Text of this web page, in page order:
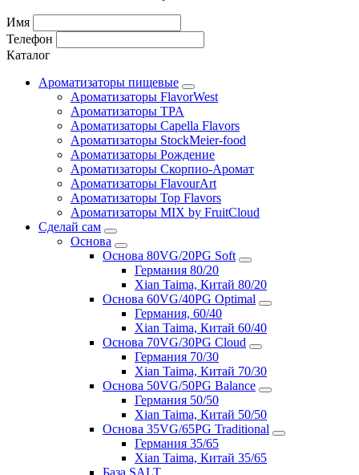
Имя
Телефон
Каталог
Ароматизаторы пищевые
Ароматизаторы FlavorWest
Ароматизаторы TPA
Ароматизаторы Capella Flavors
Ароматизаторы StockMeier-food
Ароматизаторы Рождение
Ароматизаторы Скорпио-Аромат
Ароматизаторы FlavourArt
Ароматизаторы Top Flavors
Ароматизаторы MIX by FruitCloud
Сделай сам
Основа
Основа 80VG/20PG Soft
Германия 80/20
Xian Taima, Китай 80/20
Основа 60VG/40PG Optimal
Германия, 60/40
Xian Taima, Китай 60/40
Основа 70VG/30PG Cloud
Германия 70/30
Xian Taima, Китай 70/30
Основа 50VG/50PG Balance
Германия 50/50
Xian Taima, Китай 50/50
Основа 35VG/65PG Traditional
Германия 35/65
Xian Taima, Китай 35/65